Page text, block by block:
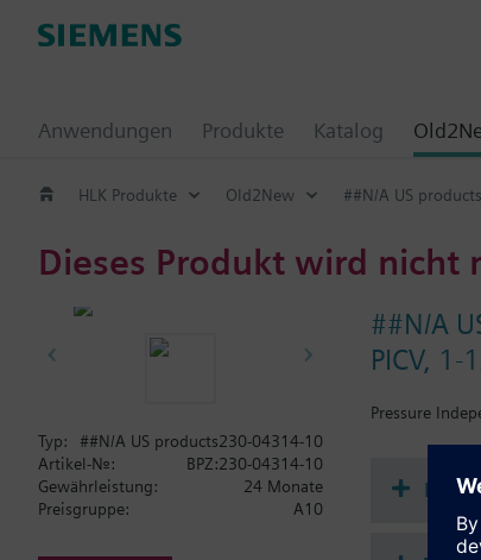
Anwendungen Produkte Katalog
HLK Produkte Old2New ##N/A US
Dieses Produkt wird nicht
##N/A
PICV,
Pressure
Typ:
##N/A US products230-04314-10
Artikel-Nr.:
BPZ:230-04314-10
Gewährleistung:
24 Monate
Preisgruppe:
A10